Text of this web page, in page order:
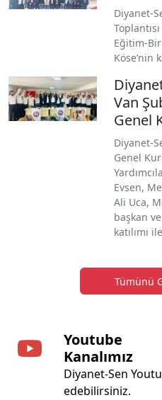
Diyanet-
Eğitim-
Köse’nin
Van
Genel
Diyanet-
Genel
Evsen,
Ali Uca,
başkan
katılımı
Tümünü
Youtube
Kanalımız
Diyanet-Sen
edebilirsiniz.